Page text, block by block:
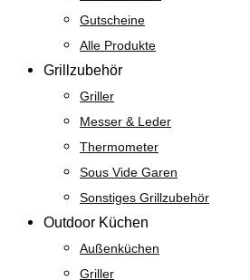
Gutscheine
Alle Produkte
Grillzubehör
Griller
Messer & Leder
Thermometer
Sous Vide Garen
Sonstiges Grillzubehör
Outdoor Küchen
Außenküchen
Griller